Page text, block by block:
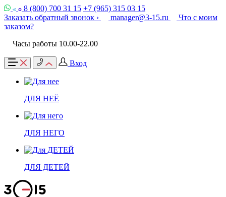
8 (800) 700 31 15 +7 (965) 315 03 15
Заказать обратный звонок ›
manager@3-15.ru
Что с моим
заказом?
Часы работы 10.00-22.00
Вход
ДЛЯ НЕЁ
ДЛЯ НЕГО
ДЛЯ ДЕТЕЙ